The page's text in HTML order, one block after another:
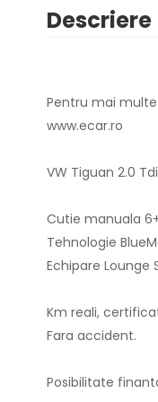
Descriere
Pentru mai
www.ecar.ro
VW Tiguan 2.0 Tdi
Cutie manuala
Tehnologie
Echipare Lounge
Km reali,
Fara accident.
Posibilitate